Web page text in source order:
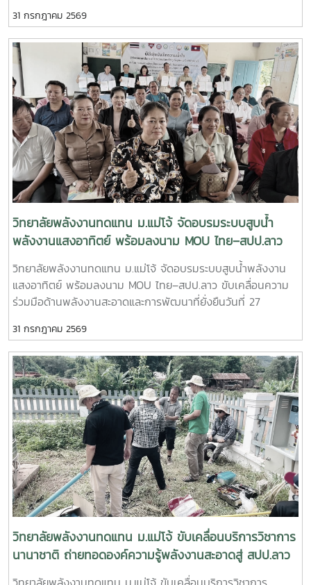
ทั้งสองประเทศ เพื่อยกระดับการพัฒนาทรัพยากรมนุษย์และ
นวัตกรรมด้านพลังงานสะอาด- การประชุมสัมมนาครั้งนี้สะท้อน
ถึงความมุ่งมั่นของทุกภาคส่วนในการร่วมกันขับเคลื่อนการใช้
พลังงานทดแทน การพัฒนางานวิจัย และการถ่ายทอดองค์ความรู้
สู่สังคม พร้อมส่งเสริมความร่วมมือทางวิชาการระหว่าง
ประเทศไทยและ สปป.ลาว ให้สามารถต่อยอดสู่การพัฒนาชุมชน
สังคม และสิ่งแวดล้อมอย่างยั่งยืนในระดับนานาชาติ วิทยาลัย
พลังงานทดแทน มหาวิทยาลัยแม่โจ้ ยังคงเดินหน้าสร้างเครือข่าย
ความร่วมมือกับพันธมิตรทั้งในและต่างประเทศ เพื่อร่วมพัฒนา
องค์ความรู้ เทคโนโลยี และนวัตกรรมด้านพลังงานสะอาด อันเป็น
รากฐานสำคัญของการพัฒนาที่ยั่งยืนในภูมิภาคอาเซียน
ศาสตราจารย์ ดร.นิกราน หอมดวง คณบดีวิทยาลัยพลังงาน
ทดแทน พร้อมด้วย ผู้ช่วยศาสตราจารย์ ดร.กิตติกร สาสุจิตต์
รองคณบดีฝ่ายบริหาร, ผู้ช่วยศาสตราจารย์ ดร.ยิ่งรักษ์ อรรถเวช
กุล รองคณบดีฝ่ายวิจัยและบริการวิชาการ คณาจารย์ และ
บุคลากร ลงพื้นที่จัดกิจกรรมบริการวิชาการนานาชาติ ณ
วิทยาลัยเทคนิควิชาชีพหลวงพระบาง แขวงหลวงพระบาง
สาธารณรัฐประชาธิปไตยประชาชนลาว กิจกรรมจัดขึ้นภายใต้
โครงการ “การใช้พลังงานทดแทนเพื่อการปรับตัวต่อการ
เปลี่ยนแปลงสภาพภูมิอากาศ” โดยมุ่งถ่ายทอดองค์ความรู้ด้าน
พลังงานแสงอาทิตย์ ทั้งภาคทฤษฎีและภาคปฏิบัติ เพื่อพัฒนา
ศักยภาพของผู้บริหาร คณาจารย์ บุคลากร และนักศึกษา ให้
สามารถประยุกต์ใช้เทคโนโลยีพลังงานทดแทนได้อย่างมี
ประสิทธิภาพและเกิดประโยชน์สูงสุด กิจกรรมสำคัญ ประกอบ
ด้วย- บรรยายหลักการทำงานของระบบผลิตไฟฟ้าพลังงานแสง
ระบบสูบน้ำพลังงานแสงอาทิตย์ตามหลักวิชาการ- ถ่ายทอด
เทคนิคการตรวจสอบ การใช้งาน และการบำรุงรักษาระบบ เพื่อ
เพิ่มประสิทธิภาพและยืดอายุการใช้งานของอุปกรณ์- แลกเปลี่ยน
องค์ความรู้และประสบการณ์ระหว่างคณาจารย์ นักศึกษา และผู้เข้า
ร่วมกิจกรรม เพื่อสร้างเครือข่ายความร่วมมือด้านพลังงาน
ทดแทนระหว่างประเทศไทยและ สปป.ลาว- การดำเนินกิจกรรม
ครั้งนี้มีเป้าหมายเพื่อเสริมสร้างศักยภาพบุคลากรด้านอาชีวศึกษา
ส่งเสริมการเรียนรู้จากการลงมือปฏิบัติจริง และสนับสนุนการ
ประยุกต์ใช้เทคโนโลยีพลังงานสะอาดในสถานศึกษาและชุมชน ซึ่งจะ
ช่วยลดต้นทุนด้านพลังงาน เพิ่มโอกาสในการเข้าถึงพลังงาน
สะอาด และรองรับการพัฒนาเศรษฐกิจและสังคมอย่างยั่งยืน
วิทยาลัยพลังงานทดแทน มหาวิทยาลัยแม่โจ้ ยังคงมุ่งมั่นขับ
เคลื่อนพันธกิจด้านการบริการวิชาการสู่ระดับนานาชาติ ถ่ายทอด
องค์ความรู้ เทคโนโลยี และนวัตกรรมด้านพลังงานทดแทน เพื่อ
สร้างเครือข่ายความร่วมมือทางวิชาการ พัฒนาศักยภาพกำลังคน
และร่วมกันสร้างอนาคตที่เป็นมิตรต่อสิ่งแวดล้อมอย่างยั่งยืน
31 กรกฎาคม 2569
วิทยาลัยพลังงานทดแทน ม.แม่โจ้ จัดอบรมระบบสูบน้ำ
พลังงานแสงอาทิตย์ พร้อมลงนาม MOU ไทย–สปป.ลาว
ขับเคลื่อนความร่วมมือด้านพลังงานสะอาดและการพัฒนาที่
ยั่งยืน
วิทยาลัยพลังงานทดแทน ม.แม่โจ้ จัดอบรมระบบสูบน้ำพลังงาน
แสงอาทิตย์ พร้อมลงนาม MOU ไทย–สปป.ลาว ขับเคลื่อนความ
ร่วมมือด้านพลังงานสะอาดและการพัฒนาที่ยั่งยืนวันที่ 27
กิจกรรมบริการวิชาการนานาชาติ ภายใต้โครงการ “การใช้
พลังงานทดแทนเพื่อการปรับตัวต่อการเปลี่ยนแปลงสภาพภูมิ
อากาศ” ณ โรงเรียนประถมสมบูรณ์พุเหล็กเจริญ แขวงหลวงพระ
บาง สาธารณรัฐประชาธิปไตยประชาชนลาวการดำเนินงานครั้งนี้
นำโดย ผู้ช่วยศาสตราจารย์ ดร.นิกราน หอมดวง คณบดีวิทยาลัย
พลังงานทดแทน พร้อมด้วย ผู้ช่วยศาสตราจารย์ ดร.กิตติกร สาสุ
จิตต์ รองคณบดีฝ่ายบริหาร และ ผู้ช่วยศาสตราจารย์ ดร.ยิ่งรักษ์
อรรถเวชกุล รองคณบดีฝ่ายวิจัยและบริการวิชาการ พร้อมคณะผู้
บริหาร คณาจารย์ บุคลากร และนักศึกษาระดับบัณฑิตศึกษา โดย
มีครู บุคลากร และผู้แทนจากหน่วยงานภาครัฐและสถาบันการ
ศึกษาของไทยและ สปป.ลาว เข้าร่วมกิจกรรมอย่างพร้อมเพรียง -
ภาคเช้า จัดอบรมเชิงปฏิบัติการด้าน ระบบสูบน้ำพลังงานแสง
อาทิตย์ เพื่อถ่ายทอดองค์ความรู้ให้แก่ครู บุคลากร และผู้เข้าร่วม
อบรม ให้สามารถติดตั้ง ใช้งาน และบำรุงรักษาระบบได้อย่างถูก
ต้องและมีประสิทธิภาพ- ภาคบ่าย จัดอบรมในหัวข้อ “การลดโลก
31 กรกฎาคม 2569
วิทยาลัยพลังงานทดแทน ม.แม่โจ้ ขับเคลื่อนบริการวิชาการ
นานาชาติ ถ่ายทอดองค์ความรู้พลังงานสะอาดสู่ สปป.ลาว